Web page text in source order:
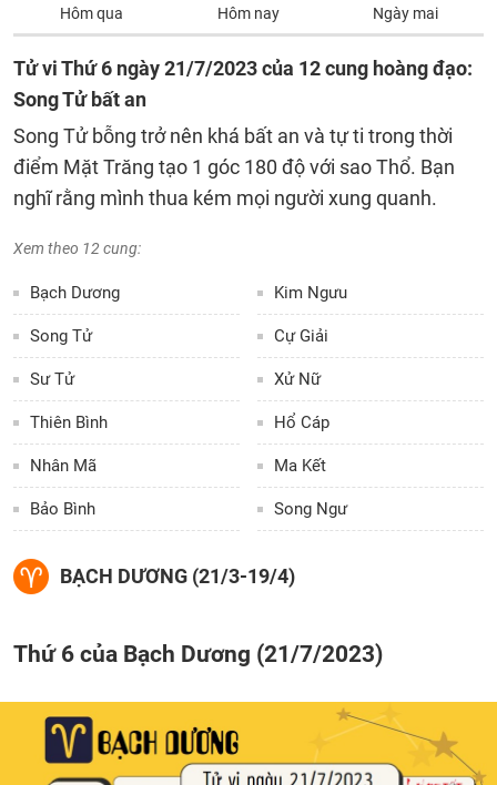
Hôm qua Hôm nay Ngày mai
Tử vi Thứ 6 ngày 21/7/2023 của 12 cung hoàng đạo:
Song Tử bất an
Song Tử bỗng trở nên khá bất an và tự ti trong thời
điểm Mặt Trăng tạo 1 góc 180 độ với sao Thổ. Bạn
nghĩ rằng mình thua kém mọi người xung quanh.
Xem theo 12 cung:
Bạch Dương Kim Ngưu
Song Tử Cự Giải
Sư Tử Xử Nữ
Thiên Bình Hổ Cáp
Nhân Mã Ma Kết
Bảo Bình Song Ngư
BẠCH DƯƠNG (21/3-19/4)
Thứ 6 của Bạch Dương (21/7/2023)